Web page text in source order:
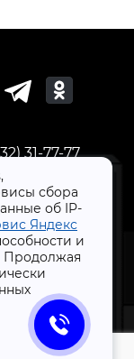
сбора
об IP-
Яндекс
и
Продолжая
31-77-77
Яндекс